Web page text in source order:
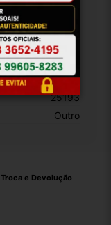
40
1000
Hilux
25193
Outro
Troca e Devolução